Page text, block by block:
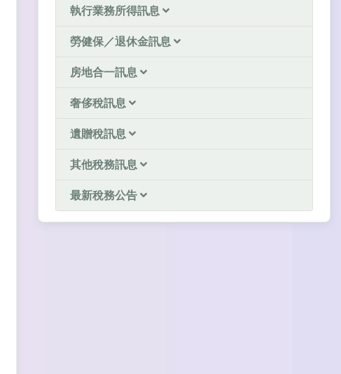
執行業務所得訊息
勞健保／退休金訊息
房地合一訊息
奢侈稅訊息
遺贈稅訊息
其他稅務訊息
最新稅務公告